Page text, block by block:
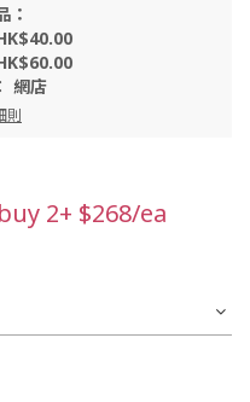
：
網店
則
2+ $268/ea